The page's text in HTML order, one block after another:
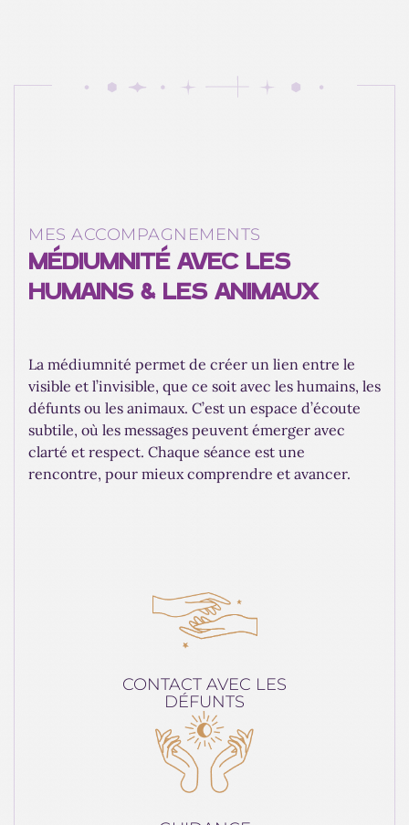
MES ACCOMPAGNEMENTS
MÉDIUMNITÉ AVEC LES
HUMAINS & LES ANIMAUX
La médiumnité permet de créer un lien entre le
visible et l’invisible, que ce soit avec les humains, les
défunts ou les animaux. C’est un espace d’écoute
subtile, où les messages peuvent émerger avec
clarté et respect. Chaque séance est une
rencontre, pour mieux comprendre et avancer.
CONTACT AVEC LES
DÉFUNTS